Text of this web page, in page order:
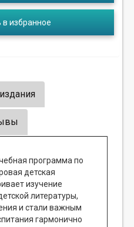
избранное
программа по
детская
изучение
литературы,
и стали важным
гармонично